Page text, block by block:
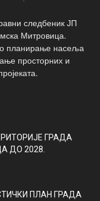
следбеник ЈП
Митровица.
планирање насеља
просторних и
ГРАДА
ДО 2028.
ПЛАН ГРАДА